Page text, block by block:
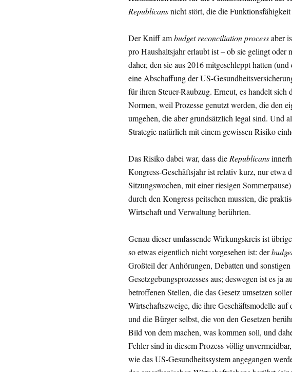
Republicansnicht stört, die die Funktionsfähigkeit
Der Kniff ambudget reconciliation processaber
pro Haushaltsjahr erlaubt ist – ob sie gelingt oder
daher, den sie aus 2016 mitgeschleppt hatten
eine Abschaffung der US-
für ihren Steuer-Raubzug. Erneut, es handelt
Normen, weil Prozesse genutzt werden, die den
umgehen, die aber grundsätzlich legal sind. Und
Strategie natürlich mit einem gewissen Risiko
Das Risiko dabei war, dass dieRepublicans
Kongress-Geschäftsjahr ist relativ kurz, nur etwa
Sitzungswochen, mit einer riesigen
durch den Kongress peitschen mussten, die
Wirtschaft und Verwaltung berührten.
Genau dieser umfassende Wirkungskreis ist
so etwas eigentlich nicht vorgesehen ist: der
Großteil der Anhörungen, Debatten und
Gesetzgebungsprozesses aus; deswegen ist es ja
betroffenen Stellen, die das Gesetz umsetzen
Wirtschaftszweige, die ihre Geschäftsmodelle auf
und die Bürger selbst, die von den Gesetzen
Bild von dem machen, was kommen soll, und
Fehler sind in diesem Prozess völlig
wie das US-Gesundheitssystem angegangen